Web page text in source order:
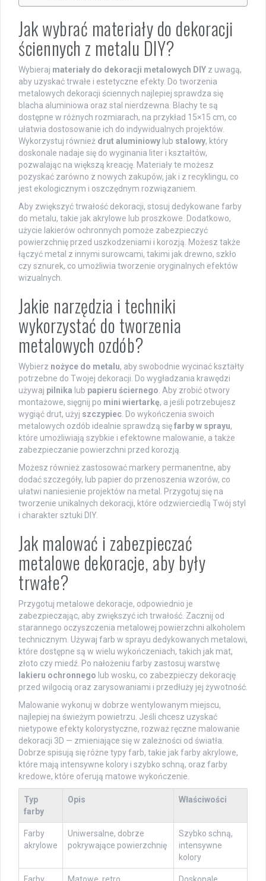
Jak wybrać materiały do dekoracji
ściennych z metalu DIY?
Wybieraj materiały do dekoracji metalowych DIY z uwagą,
aby uzyskać trwałe i estetyczne efekty. Do tworzenia
metalowych dekoracji ściennych najlepiej sprawdza się
blacha aluminiowa oraz stal nierdzewna. Blachy te są
dostępne w różnych rozmiarach, na przykład 15×15 cm, co
ułatwia dostosowanie ich do indywidualnych projektów.
Wykorzystuj również drut aluminiowy lub stalowy, który
doskonale nadaje się do wyginania liter i kształtów,
pozwalając na większą kreację. Materiały te możesz
pozyskać zarówno z nowych zakupów, jak i z recyklingu, co
jest ekologicznym i oszczędnym rozwiązaniem.
Aby zwiększyć trwałość dekoracji, stosuj dedykowane farby
do metalu, takie jak akrylowe lub proszkowe. Dodatkowo,
użycie lakierów ochronnych pomoże zabezpieczyć
powierzchnię przed uszkodzeniami i korozją. Możesz także
łączyć metal z innymi surowcami, takimi jak drewno, szkło
czy sznurek, co umożliwia tworzenie oryginalnych efektów
wizualnych.
Jakie narzędzia i techniki
wykorzystać do tworzenia
metalowych ozdób?
Wybierz nożyce do metalu, aby swobodnie wycinać kształty
potrzebne do Twojej dekoracji. Do wygładzania krawędzi
używaj pilnika lub papieru ściernego . Aby zrobić otwory
montażowe, sięgnij po mini wiertarkę, a jeśli potrzebujesz
wygiąć drut, użyj szczypiec . Do wykończenia swoich
metalowych ozdób idealnie sprawdzą sięfarby w sprayu,
które umożliwiają szybkie i efektowne malowanie, a także
zabezpieczanie powierzchni przed korozją.
Możesz również zastosować markery permanentne, aby
dodać szczegóły, lub papier do przenoszenia wzorów, co
ułatwi naniesienie projektów na metal. Przygotuj się na
tworzenie unikalnych dekoracji, które odzwierciedlą Twój styl
i charakter sztuki DIY.
Jak malować i zabezpieczać
metalowe dekoracje, aby były
trwałe?
Przygotuj metalowe dekoracje, odpowiednio je
zabezpieczając, aby zwiększyć ich trwałość. Zacznij od
starannego oczyszczenia metalowej powierzchni alkoholem
technicznym. Używaj farb w sprayu dedykowanych metalowi,
które dostępne są w wielu wykończeniach, takich jak mat,
złoto czy miedź. Po nałożeniu farby zastosuj warstwę
lakieru ochronnego lub wosku, co zabezpieczy dekorację
przed wilgocią oraz zarysowaniami i przedłuży jej żywotność.
Malowanie wykonuj w dobrze wentylowanym miejscu,
najlepiej na świeżym powietrzu. Jeśli chcesz uzyskać
nietypowe efekty kolorystyczne, rozważ ręczne malowanie
dekoracji 3D — zmieniające się w zależności od światła.
Dobrze spisują się różne typy farb, takie jak farby akrylowe,
które mają intensywne kolory i szybko schną, oraz farby
kredowe, które oferują matowe wykończenie.
Typ
farby
Opis Właściwości
Farby
akrylowe
Uniwersalne, dobrze
pokrywające powierzchnię
Szybko schną,
intensywne
kolory